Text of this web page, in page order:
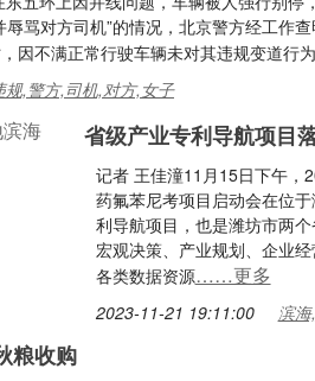
骂对方司机”的情况，北京警方经工作
因不满正常行驶车辆未对其违规变道行
规,警方,司机,对方,女子
省级产业专利导航项目
记者 王佳潼11月15日下午，
药氟苯尼考项目启动会在位
利导航项目，也是潍坊市两
宏观决策、产业规划、企业
各类数据资源……更多
2023-11-21 19:11:00 滨
粮收购